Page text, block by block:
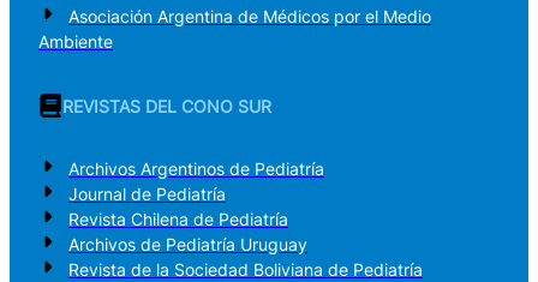
Asociación Argentina de Médicos por el Medio
Ambiente
REVISTAS DEL CONO SUR
Archivos Argentinos de Pediatría
Journal de Pediatría
Revista Chilena de Pediatría
Archivos de Pediatría Uruguay
Revista de la Sociedad Boliviana de Pediatría